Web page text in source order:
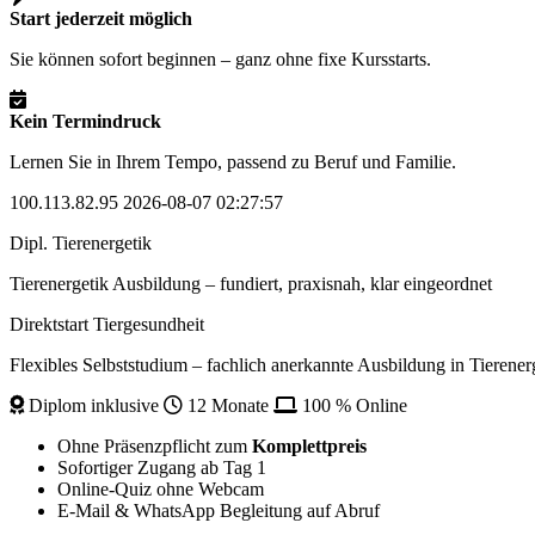
Start jederzeit möglich
Sie können sofort beginnen – ganz ohne fixe Kursstarts.
Kein Termindruck
Lernen Sie in Ihrem Tempo, passend zu Beruf und Familie.
100.113.82.95 2026-08-07 02:27:57
Dipl. Tierenergetik
Tierenergetik Ausbildung – fundiert, praxisnah, klar eingeordnet
Direktstart Tiergesundheit
Flexibles Selbststudium – fachlich anerkannte Ausbildung in
Diplom inklusive
12 Monate
100 % Online
Ohne Präsenzpflicht zum Komplettpreis
Sofortiger Zugang ab Tag 1
Online-Quiz ohne Webcam
E-Mail & WhatsApp Begleitung auf Abruf